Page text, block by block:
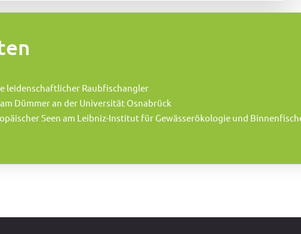
leidenschaftlicher Raubfischangler
Dümmer an der Universität Osnabrück
Seen am Leibniz-Institut für Gewässerökologie und